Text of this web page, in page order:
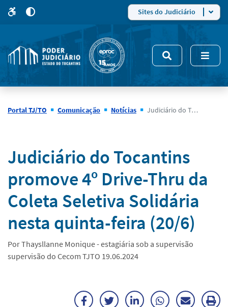
site
5
modo
de
alto
Sites do Judiciário
Portal TJ/TO Comunicação Notícias Judiciário do Tocantins promove 4º Drive-Thru da Coleta Seletiva Solidária nesta quinta-feira (20/6)
Notícias
Judiciário do Tocantins
promove 4º Drive-Thru da
Coleta Seletiva Solidária
nesta quinta-feira (20/6)
Por Thaysllanne Monique - estagiária sob a supervisão
supervisão do Cecom TJTO 19.06.2024
FacebookTwitterLinkedInWhatsApp
Enviar